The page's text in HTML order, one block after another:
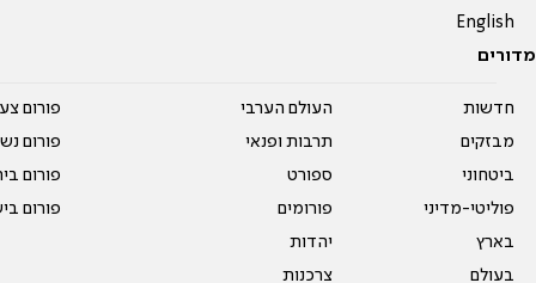
English
מדורים
חדשות
מבזקים
ביטחוני
פוליטי-מדיני
בארץ
בעולם
העולם הערבי
תרבות ופנאי
ספורט
פורומים
יהדות
צרכנות
פורום
פורום
פורום
פורום